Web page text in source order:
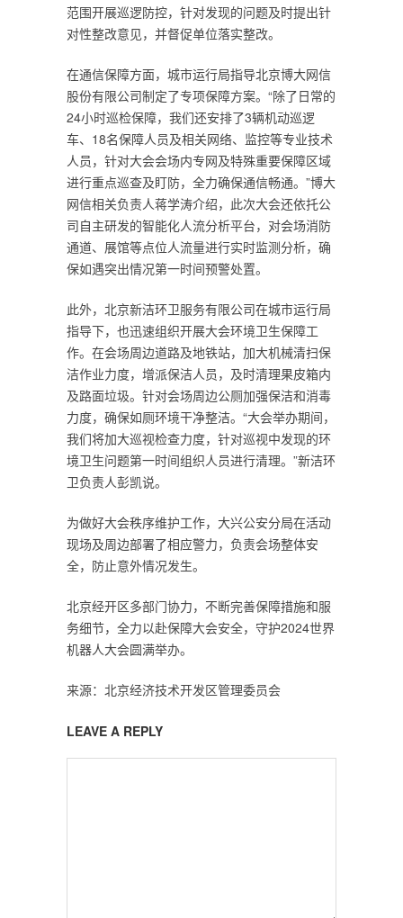
范围开展巡逻防控，针对发现的问题及时提出针
对性整改意见，并督促单位落实整改。
在通信保障方面，城市运行局指导北京博大网信
股份有限公司制定了专项保障方案。“除了日常的
24小时巡检保障，我们还安排了3辆机动巡逻
车、18名保障人员及相关网络、监控等专业技术
人员，针对大会会场内专网及特殊重要保障区域
进行重点巡查及盯防，全力确保通信畅通。”博大
网信相关负责人蒋学涛介绍，此次大会还依托公
司自主研发的智能化人流分析平台，对会场消防
通道、展馆等点位人流量进行实时监测分析，确
保如遇突出情况第一时间预警处置。
此外，北京新洁环卫服务有限公司在城市运行局
指导下，也迅速组织开展大会环境卫生保障工
作。在会场周边道路及地铁站，加大机械清扫保
洁作业力度，增派保洁人员，及时清理果皮箱内
及路面垃圾。针对会场周边公厕加强保洁和消毒
力度，确保如厕环境干净整洁。“大会举办期间，
我们将加大巡视检查力度，针对巡视中发现的环
境卫生问题第一时间组织人员进行清理。”新洁环
卫负责人彭凯说。
为做好大会秩序维护工作，大兴公安分局在活动
现场及周边部署了相应警力，负责会场整体安
全，防止意外情况发生。
北京经开区多部门协力，不断完善保障措施和服
务细节，全力以赴保障大会安全，守护2024世界
机器人大会圆满举办。
来源：北京经济技术开发区管理委员会
LEAVE A REPLY